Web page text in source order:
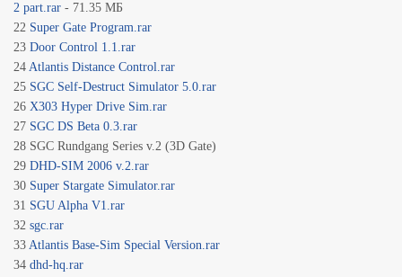
2 part.rar - 71.35 МБ
22 Super Gate Program.rar
23 Door Control 1.1.rar
24 Atlantis Distance Control.rar
25 SGC Self-Destruct Simulator 5.0.rar
26 X303 Hyper Drive Sim.rar
27 SGC DS Beta 0.3.rar
28 SGC Rundgang Series v.2 (3D Gate)
29 DHD-SIM 2006 v.2.rar
30 Super Stargate Simulator.rar
31 SGU Alpha V1.rar
32 sgc.rar
33 Atlantis Base-Sim Special Version.rar
34 dhd-hq.rar